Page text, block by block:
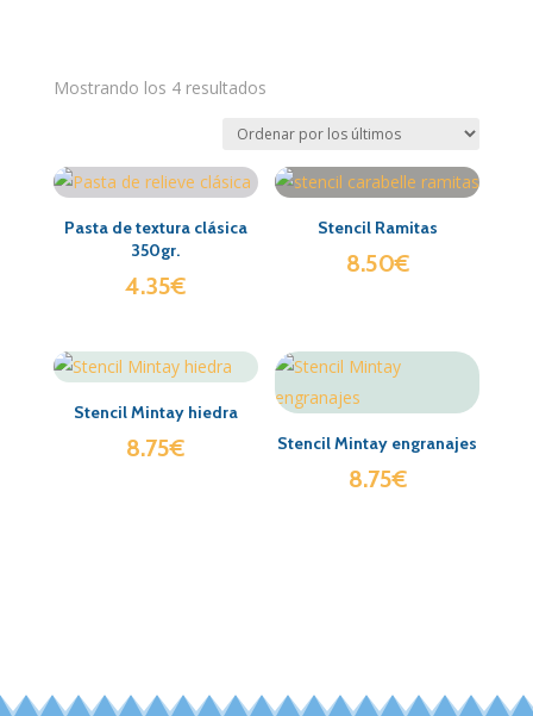
Mostrando los 4 resultados
Pasta de textura clásica
350gr.
4.35€
Stencil Ramitas
8.50€
Stencil Mintay hiedra
8.75€ Stencil Mintay engranajes
8.75€